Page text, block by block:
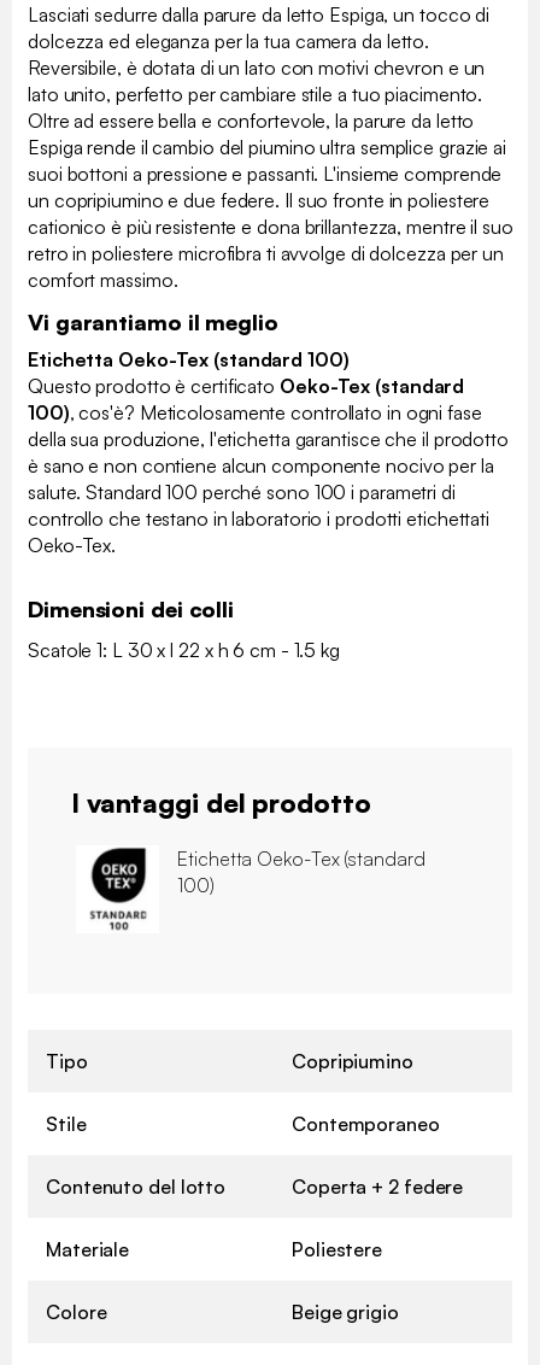
Lasciati sedurre dalla parure da letto Espiga, un tocco di
dolcezza ed eleganza per la tua camera da letto.
Reversibile, è dotata di un lato con motivi chevron e un
lato unito, perfetto per cambiare stile a tuo piacimento.
Oltre ad essere bella e confortevole, la parure da letto
Espiga rende il cambio del piumino ultra semplice grazie ai
suoi bottoni a pressione e passanti. L'insieme comprende
un copripiumino e due federe. Il suo fronte in poliestere
cationico è più resistente e dona brillantezza, mentre il suo
retro in poliestere microfibra ti avvolge di dolcezza per un
comfort massimo.
Vi garantiamo il meglio
Etichetta Oeko-Tex (standard 100)
Questo prodotto è certificato Oeko-Tex (standard
100), cos'è? Meticolosamente controllato in ogni fase
della sua produzione, l'etichetta garantisce che il prodotto
è sano e non contiene alcun componente nocivo per la
salute. Standard 100 perché sono 100 i parametri di
controllo che testano in laboratorio i prodotti etichettati
Oeko-Tex.
Dimensioni dei colli
Scatole 1: L 30 x l 22 x h 6 cm - 1.5 kg
I vantaggi del prodotto
Etichetta Oeko-Tex (standard
100)
Tipo Copripiumino
Stile Contemporaneo
Contenuto del lotto Coperta + 2 federe
Materiale Poliestere
Colore Beige grigio